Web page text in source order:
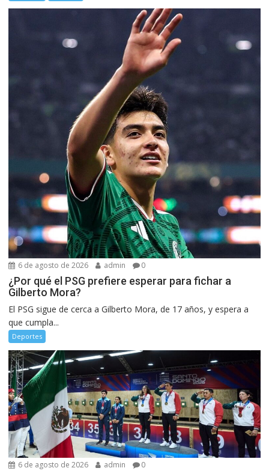
6 de agosto de 2026 admin 0
¿Por qué el PSG prefiere esperar para fichar a
Gilberto Mora?
El PSG sigue de cerca a Gilberto Mora, de 17 años, y espera a
que cumpla...
Deportes
6 de agosto de 2026 admin 0